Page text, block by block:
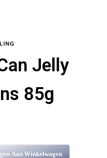
Jelly
85g
Aan Winkelwagen